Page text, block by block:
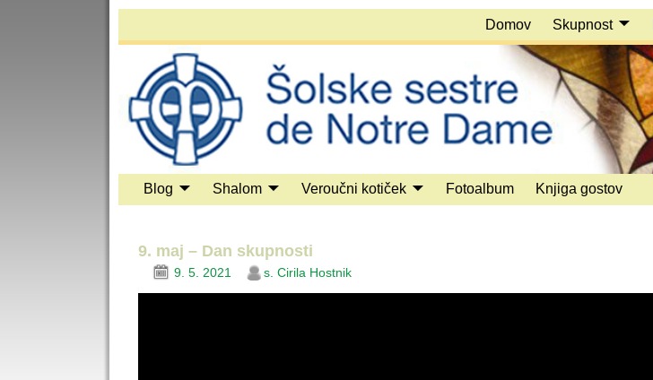
Domov Skupnost
Blog Shalom Veroučni kotiček Fotoalbum Knjiga gostov
9. maj – Dan skupnosti
9. 5. 2021 s. Cirila Hostnik